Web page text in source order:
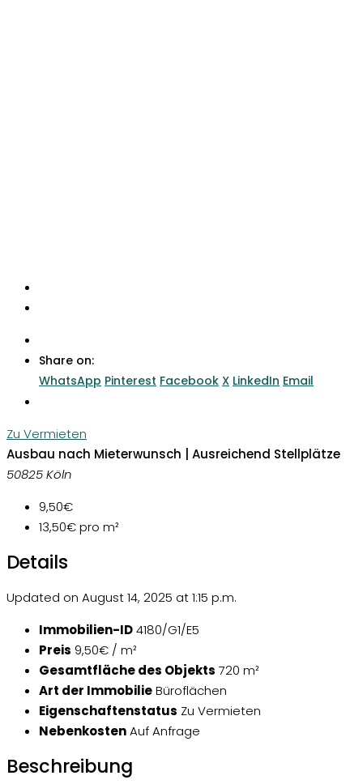
Share on:
WhatsApp Pinterest Facebook X LinkedIn Email
Zu Vermieten
Ausbau nach Mieterwunsch | Ausreichend Stellplätze
50825 Köln
9,50€
13,50€pro m²
Details
Updated on August 14, 2025 at 1:15 p.m.
Immobilien-ID4180/G1/E5
Preis 9,50€ / m²
Gesamtfläche des Objekts 720 m²
Art der ImmobilieBüroflächen
Eigenschaftenstatus Zu Vermieten
NebenkostenAuf Anfrage
Beschreibung